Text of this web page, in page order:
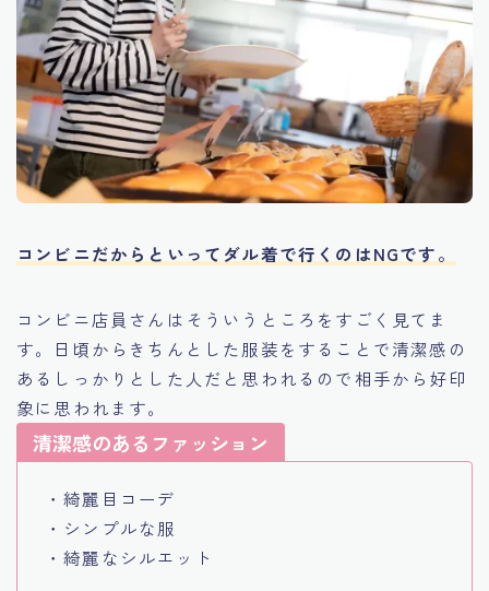
コンビニだからといってダル着で行くのはNGです。
コンビニ店員さんはそういうところをすごく見てま
す。日頃からきちんとした服装をすることで清潔感の
あるしっかりとした人だと思われるので相手から好印
象に思われます。
清潔感のあるファッション
・綺麗目コーデ
・シンプルな服
・綺麗なシルエット